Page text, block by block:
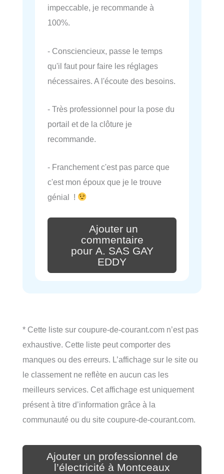
impeccable, je recommande à
100%.
- Consciencieux, passe le temps
qu'il faut pour faire les réglages
nécessaires. A l'écoute des besoins.
- Très professionnel pour la pose du
portail et de la clôture je
recommande.
- Franchement c'est pas parce que
c'est mon époux que je le trouve
génial !
Ajouter un
commentaire
pour A. SAS GAY
EDDY
* Cette liste sur coupure-de-courant.com n’est pas
exhaustive. Cette liste peut comporter des
manques ou des erreurs. L’affichage sur le site ou
le classement ne reflète en aucun cas les
meilleurs services. Cet affichage est uniquement
présent à titre d’information grâce à la
communauté ou du site coupure-de-courant.com.
Ajouter un professionnel de
l’électricité à Montceaux